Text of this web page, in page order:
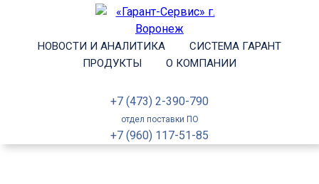
НОВОСТИ И АНАЛИТИКА
СИСТЕМА ГАРАНТ
ПРОДУКТЫ
О КОМПАНИИ
+7 (473) 2-390-790
отдел поставки ПО
+7 (960) 117-51-85